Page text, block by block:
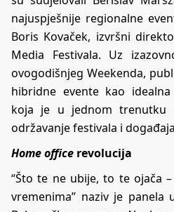
najuspješnije regionalne
Boris Kovaček, izvršni
Media Festivala. Uz
ovogodišnjeg Weekenda,
hibridne evente kao
koja je u jednom trenutku
održavanje festivala i
Home office revolucija
“Što te ne ubije, to te ojača
vremenima” naziv je panela